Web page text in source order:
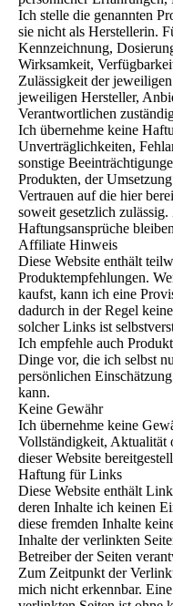
Ich stelle die genannten
sie nicht als Herstellerin.
Kennzeichnung,
Wirksamkeit,
Zulässigkeit der
jeweiligen Hersteller,
Verantwortlichen
Ich übernehme keine
Unverträglichkeiten,
sonstige
Produkten, der
Vertrauen auf die hier
soweit gesetzlich
Haftungsansprüche
Affiliate Hinweis
Diese Website enthält
Produktempfehlungen.
kaufst, kann ich eine
dadurch in der Regel
solcher Links ist
Ich empfehle auch
Dinge vor, die ich selbst
persönlichen
kann.
Keine Gewähr
Ich übernehme keine
Vollständigkeit, Aktualität
dieser Website
Haftung für Links
Diese Website enthält
deren Inhalte ich keinen
diese fremden Inhalte
Inhalte der verlinkten
Betreiber der Seiten
Zum Zeitpunkt der
mich nicht erkennbar.